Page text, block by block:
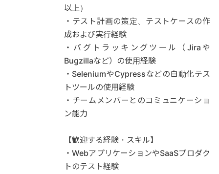
以上）
・テスト計画の策定、テストケースの作
成および実行経験
・バグトラッキングツール（Jiraや
Bugzillaなど）の使用経験
・SeleniumやCypressなどの自動化テス
トツールの使用経験
・チームメンバーとのコミュニケーショ
ン能力
【歓迎する経験・スキル】
・WebアプリケーションやSaaSプロダク
トのテスト経験